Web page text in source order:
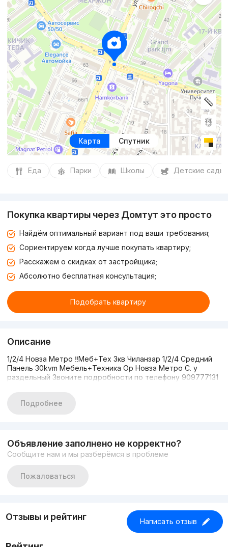
Карта Спутник
Еда Парки Школы Детские сады
Покупка квартиры через Домтут это просто
Найдём оптимальный вариант под ваши требования;
Сориентируем когда лучше покупать квартиру;
Расскажем о скидках от застройщика;
Абсолютно бесплатная консультация;
Подобрать квартиру
Описание
1/2/4 Новза Метро ‼️Меб+Тех 3кв Чиланзар 1/2/4 Средний
Панель 30kvm Мебель+Техника Ор Новза Метро С. у
раздельный Звоните подробности по телефону 909777131
Подробнее
Объявление заполнено не корректно?
Сообщите нам и мы разберёмся в проблеме
Пожаловаться
Отзывы и рейтинг Написать отзыв